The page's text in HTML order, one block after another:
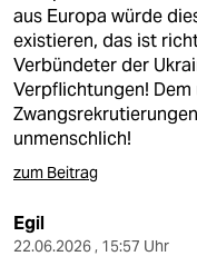
aus Europa würde
existieren, das ist
Verbündeter der
Verpflichtungen!
unmenschlich!
zum Beitrag
Egil
22.06.2026 , 15:57 Uhr